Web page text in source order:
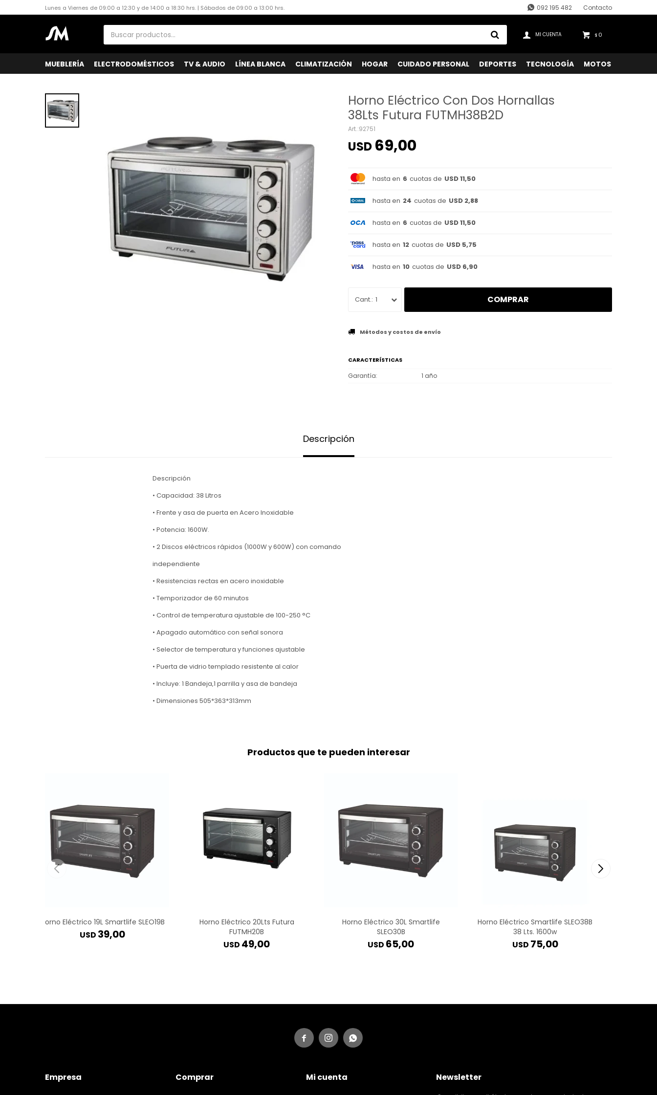
MUEBLERÍA ELECTRODOMÉSTICOS TV & AUDIO LÍNEA BLANCA CLIMATIZACIÓN HOGAR CUIDADO PERSONAL DEPORTES TECNOLOGÍA MOTOS
$ 0
Lunes a Viernes de 09:00 a 12:30 y de 14:00 a 18:30 hrs. | Sábados de 09:00 a 13:00 hrs. 092 195 482 Contacto
Horno Eléctrico Con Dos Hornallas
38Lts Futura FUTMH38B2D
92751
USD 69,00
hasta en 6 cuotas de USD 11,50
hasta en 24 cuotas de USD 2,88
hasta en 6 cuotas de USD 11,50
hasta en 12 cuotas de USD 5,75
hasta en 10 cuotas de USD 6,90
1 COMPRAR
Métodos y costos de envío
CARACTERÍSTICAS
Garantía 1 año
Descripción
Descripción
• Capacidad: 38 Litros
• Frente y asa de puerta en Acero Inoxidable
• Potencia: 1600W.
• 2 Discos eléctricos rápidos (1000W y 600W) con comando
independiente
• Resistencias rectas en acero inoxidable
• Temporizador de 60 minutos
• Control de temperatura ajustable de 100-250 °C
• Apagado automático con señal sonora
• Selector de temperatura y funciones ajustable
• Puerta de vidrio templado resistente al calor
• Incluye: 1 Bandeja,1 parrilla y asa de bandeja
• Dimensiones 505*363*313mm
Productos que te pueden interesar
Horno Eléctrico 19L Smartlife SLEO19B
USD 39,00
Horno Eléctrico 20Lts Futura
FUTMH20B
USD 49,00
Horno Eléctrico 30L Smartlife
SLEO30B
USD 65,00
Horno Eléctrico Smartlife SLEO38B
38 Lts. 1600w
USD 75,00
  
Empresa Comprar Mi cuenta Newsletter